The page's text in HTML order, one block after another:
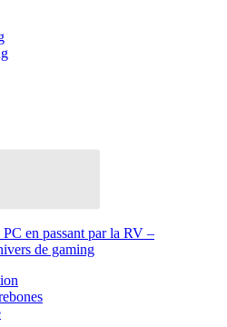
en passant par la RV –
de gaming